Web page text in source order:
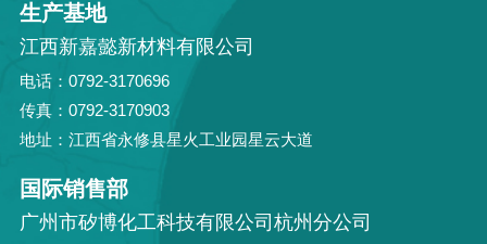
生产基地
江西新嘉懿新材料有限公司
电话：0792-3170696
传真：0792-3170903
地址：江西省永修县星火工业园星云大道
国际销售部
广州市矽博化工科技有限公司杭州分公司